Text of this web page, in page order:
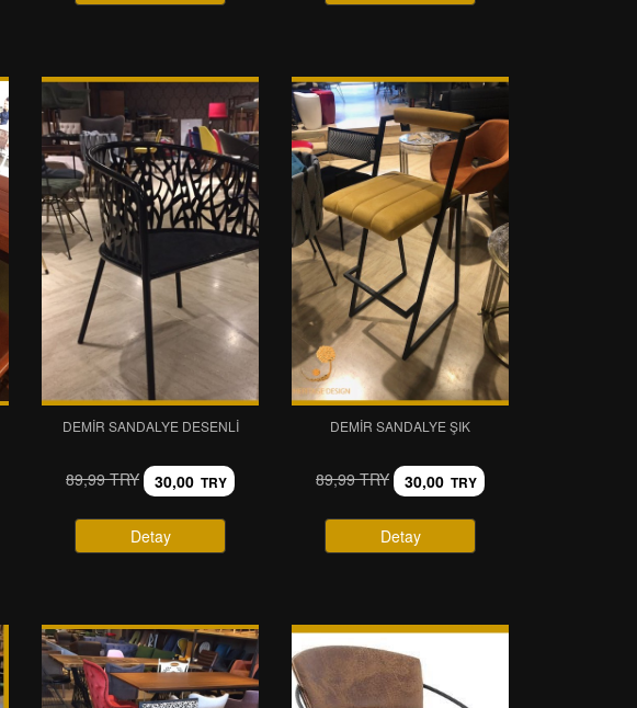
DEMIR SANDALYE DESENLI
89,99 TRY 30,00 TRY
Detay
DEMIR SANDALYE ŞIK
89,99 TRY 30,00 TRY
Detay